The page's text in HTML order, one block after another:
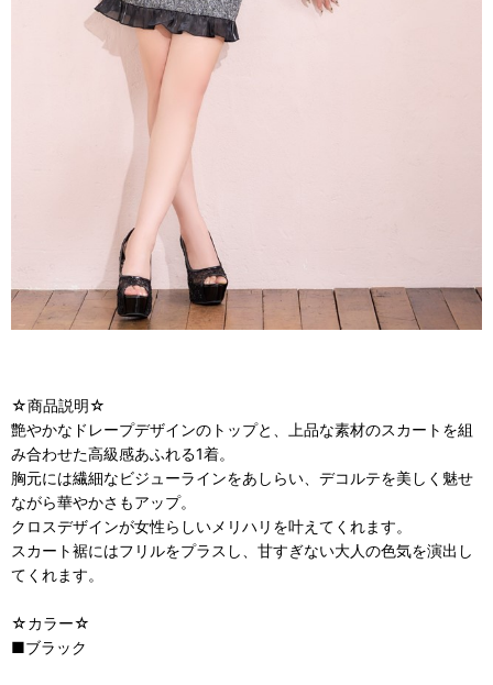
☆商品説明☆
艶やかなドレープデザインのトップと、上品な素材のスカートを組
み合わせた高級感あふれる1着。
胸元には繊細なビジューラインをあしらい、デコルテを美しく魅せ
ながら華やかさもアップ。
クロスデザインが女性らしいメリハリを叶えてくれます。
スカート裾にはフリルをプラスし、甘すぎない大人の色気を演出し
てくれます。
☆カラー☆
■ブラック